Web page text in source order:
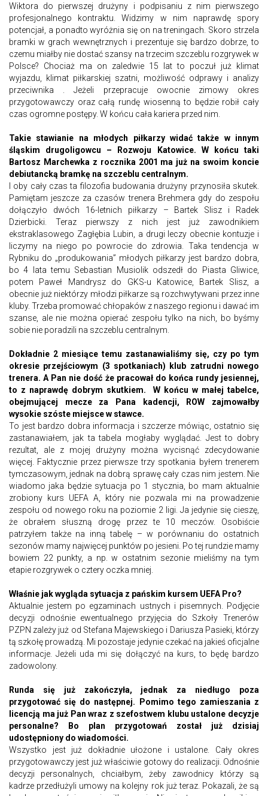
Wiktora do pierwszej drużyny i podpisaniu z nim pierwszego
profesjonalnego kontraktu. Widzimy w nim naprawdę spory
potencjał, a ponadto wyróżnia się on na treningach. Skoro strzela
bramki w grach wewnętrznych i prezentuje się bardzo dobrze, to
czemu miałby nie dostać szansy na trzecim szczeblu rozgrywek w
Polsce? Chociaż ma on zaledwie 15 lat to poczuł już klimat
wyjazdu, klimat piłkarskiej szatni, możliwość odprawy i analizy
przeciwnika . Jeżeli przepracuje owocnie zimowy okres
przygotowawczy oraz całą rundę wiosenną to będzie robił cały
czas ogromne postępy. W końcu cała kariera przed nim.
Takie stawianie na młodych piłkarzy widać także w innym
śląskim drugoligowcu – Rozwoju Katowice. W końcu taki
Bartosz Marchewka z rocznika 2001 ma już na swoim koncie
debiutancką bramkę na szczeblu centralnym.
I oby cały czas ta filozofia budowania drużyny przynosiła skutek.
Pamiętam jeszcze za czasów trenera Brehmera gdy do zespołu
dołączyło dwóch 16-letnich piłkarzy – Bartek Slisz i Radek
Dzierbicki. Teraz pierwszy z nich jest już zawodnikiem
ekstraklasowego Zagłębia Lubin, a drugi leczy obecnie kontuzje i
liczymy na niego po powrocie do zdrowia. Taka tendencja w
Rybniku do „produkowania” młodych piłkarzy jest bardzo dobra,
bo 4 lata temu Sebastian Musiolik odszedł do Piasta Gliwice,
potem Paweł Mandrysz do GKS-u Katowice, Bartek Slisz, a
obecnie już niektórzy młodzi piłkarze są rozchwytywani przez inne
kluby. Trzeba promować chłopaków z naszego regionu i dawać im
szanse, ale nie można opierać zespołu tylko na nich, bo byśmy
sobie nie poradzili na szczeblu centralnym.
Dokładnie 2 miesiące temu zastanawialiśmy się, czy po tym
okresie przejściowym (3 spotkaniach) klub zatrudni nowego
trenera. A Pan nie dość że pracował do końca rundy jesiennej,
to z naprawdę dobrym skutkiem. W końcu w małej tabelce,
obejmującej mecze za Pana kadencji, ROW zajmowałby
wysokie szóste miejsce w stawce.
To jest bardzo dobra informacja i szczerze mówiąc, ostatnio się
zastanawiałem, jak ta tabela mogłaby wyglądać. Jest to dobry
rezultat, ale z mojej drużyny można wycisnąć zdecydowanie
więcej. Faktycznie przez pierwsze trzy spotkania byłem trenerem
tymczasowym, jednak na dobrą sprawę cały czas nim jestem. Nie
wiadomo jaka będzie sytuacja po 1 stycznia, bo mam aktualnie
zrobiony kurs UEFA A, który nie pozwala mi na prowadzenie
zespołu od nowego roku na poziomie 2 ligi. Ja jedynie się cieszę,
że obrałem słuszną drogę przez te 10 meczów. Osobiście
patrzyłem także na inną tabelę – w porównaniu do ostatnich
sezonów mamy najwięcej punktów po jesieni. Po tej rundzie mamy
bowiem 22 punkty, a np. w ostatnim sezonie mieliśmy na tym
etapie rozgrywek o cztery oczka mniej.
Właśnie jak wygląda sytuacja z pańskim kursem UEFA Pro?
Aktualnie jestem po egzaminach ustnych i pisemnych. Podjęcie
decyzji odnośnie ewentualnego przyjęcia do Szkoły Trenerów
PZPN zależy już od Stefana Majewskiego i Dariusza Pasieki, którzy
tą szkołę prowadzą. Mi pozostaje jedynie czekać na jakieś oficjalne
informacje. Jeżeli uda mi się dołączyć na kurs, to będę bardzo
zadowolony.
Runda się już zakończyła, jednak za niedługo poza
przygotować się do następnej. Pomimo tego zamieszania z
licencją ma już Pan wraz z szefostwem klubu ustalone decyzje
personalne? Bo plan przygotowań został już dzisiaj
udostępniony do wiadomości.
Wszystko jest już dokładnie ułożone i ustalone. Cały okres
przygotowawczy jest już właściwie gotowy do realizacji. Odnośnie
decyzji personalnych, chciałbym, żeby zawodnicy którzy są
kadrze przedłużyli umowy na kolejny rok już teraz. Pokazali, że są